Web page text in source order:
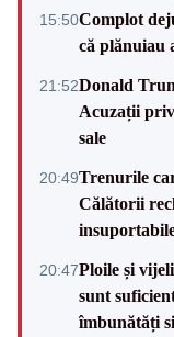
15:50Complot
că plănuiau
21:52Donald
Acuzații
sale
20:49Trenurile
Călătorii
20:47Ploile și
sunt
îmbunătăți